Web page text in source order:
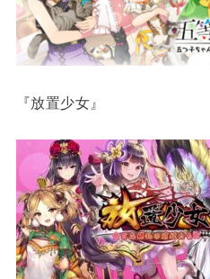
『放置少女』